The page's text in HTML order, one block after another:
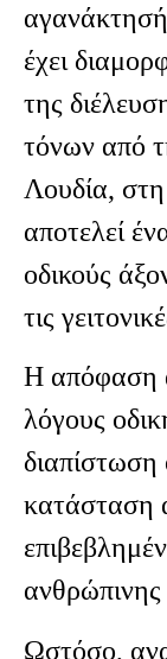
έχει
της
τόνων από
Λουδία,
αποτελεί
οδικούς
τις
Η απόφαση
λόγους
διαπίστωση
κατάσταση
Ωστόσο,